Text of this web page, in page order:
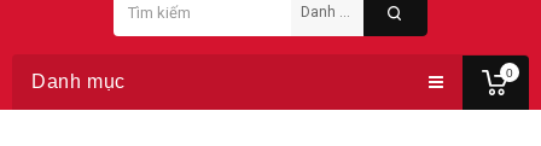
0
Danh mục